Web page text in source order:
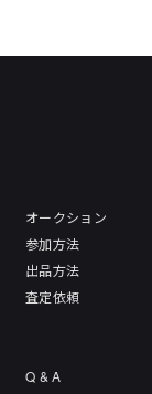
オークション
参加方法
出品方法
査定依頼
Q & A